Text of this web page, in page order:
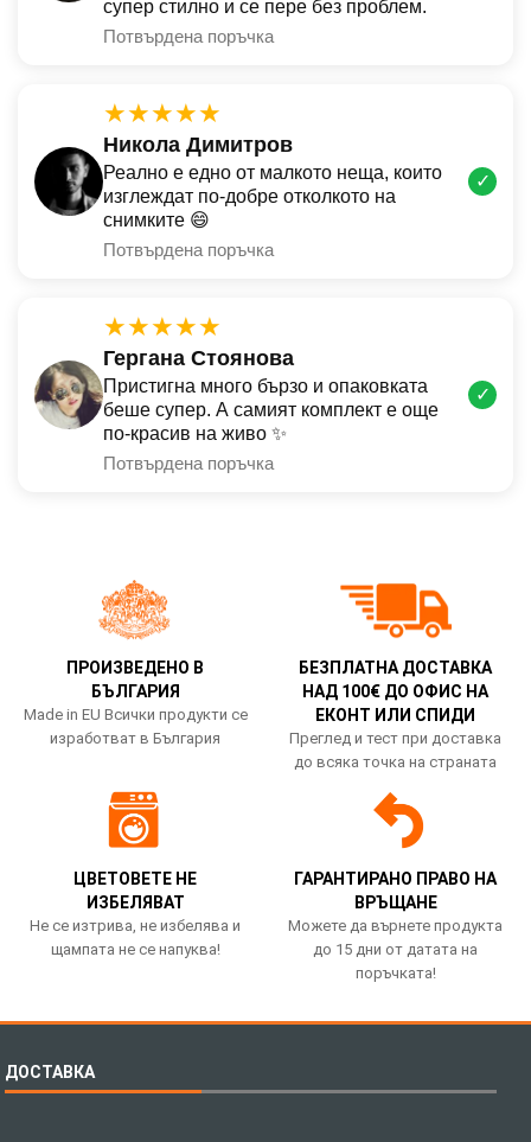
супер стилно и се пере без проблем.
Потвърдена поръчка
★★★★★
Никола Димитров
Реално е едно от малкото неща, които
изглеждат по-добре отколкото на
снимките 😄
Потвърдена поръчка
✓
★★★★★
Гергана Стоянова
Пристигна много бързо и опаковката
беше супер. А самият комплект е още
по-красив на живо ✨
Потвърдена поръчка
✓
ПРОИЗВЕДЕНО В
БЪЛГАРИЯ
Made in EU Всички продукти се
изработват в България
БЕЗПЛАТНА ДОСТАВКА
НАД 100€ ДО ОФИС НА
ЕКОНТ ИЛИ СПИДИ
Преглед и тест при доставка
до всяка точка на страната
ЦВЕТОВЕТЕ НЕ
ИЗБЕЛЯВАТ
Не се изтрива, не избелява и
щампата не се напуква!
ГАРАНТИРАНО ПРАВО НА
ВРЪЩАНЕ
Можете да върнете продукта
до 15 дни от датата на
поръчката!
ДОСТАВКА